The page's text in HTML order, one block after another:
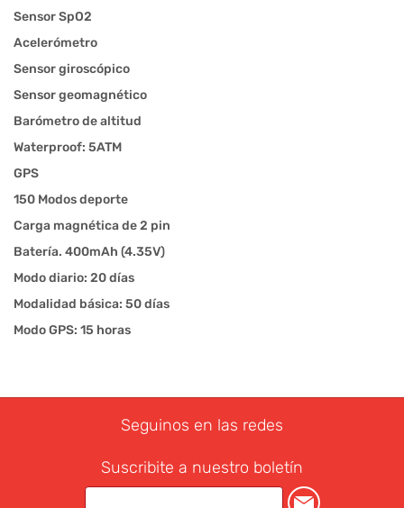
Sensor SpO2
Acelerómetro
Sensor giroscópico
Sensor geomagnético
Barómetro de altitud
Waterproof: 5ATM
GPS
150 Modos deporte
Carga magnética de 2 pin
Batería. 400mAh (4.35V)
Modo diario: 20 días
Modalidad básica: 50 días
Modo GPS: 15 horas
Seguinos en las redes
Suscribite a nuestro boletín